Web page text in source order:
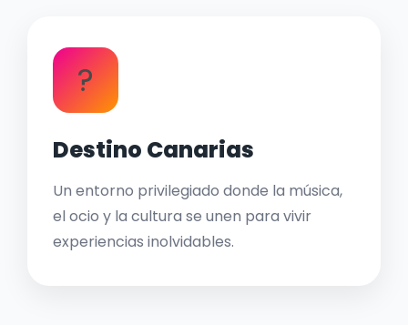
?
Destino Canarias
Un entorno privilegiado donde la música,
el ocio y la cultura se unen para vivir
experiencias inolvidables.